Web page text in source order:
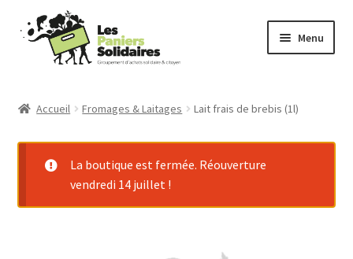
Aller
Aller
contenu
Menu
Mode d’emploi
Qui sommes-nous ?
Accueil Fromages & Laitages Lait frais de brebis (1l)
La boutique est fermée. Réouverture
vendredi 14 juillet !